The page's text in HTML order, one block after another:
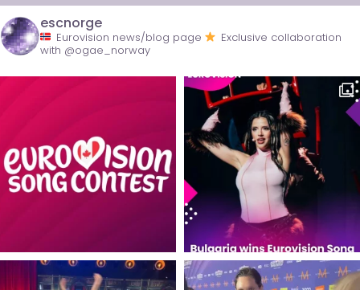
escnorge
Eurovision news/blog page
Exclusive collaboration
with @ogae_norway